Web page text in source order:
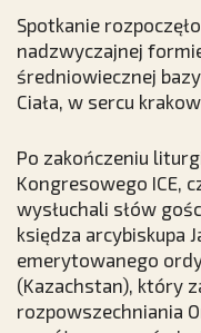
Spotkanie
nadzwyczajnej
średniowiecznej
Ciała, w sercu
Po zakończeniu
Kongresowego ICE,
wysłuchali słów
księdza arcybiskupa
emerytowanego
(Kazachstan), który
rozpowszechniania